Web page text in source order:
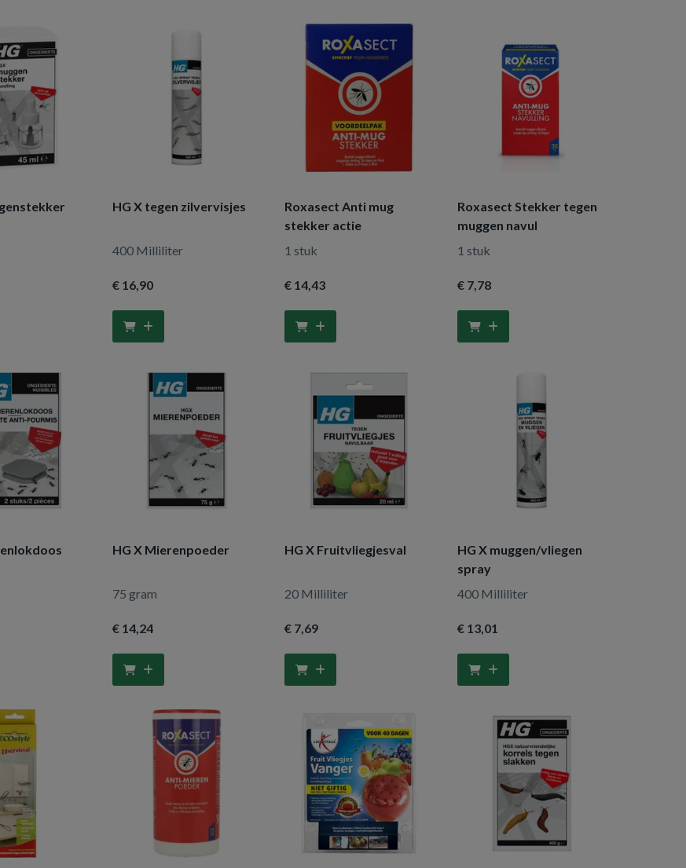
HG X tegen zilvervisjes
400 Milliliter
€ 16,90
Roxasect Anti mug
stekker actie
1 stuk
€ 14,43
Roxasect Stekker tegen
muggen navul
1 stuk
€ 7,78
HG X Mierenpoeder
75 gram
€ 14,24
HG X Fruitvliegjesval
20 Milliliter
€ 7 ,69
HG X muggen/vliegen
spray
400 Milliliter
€ 13,01